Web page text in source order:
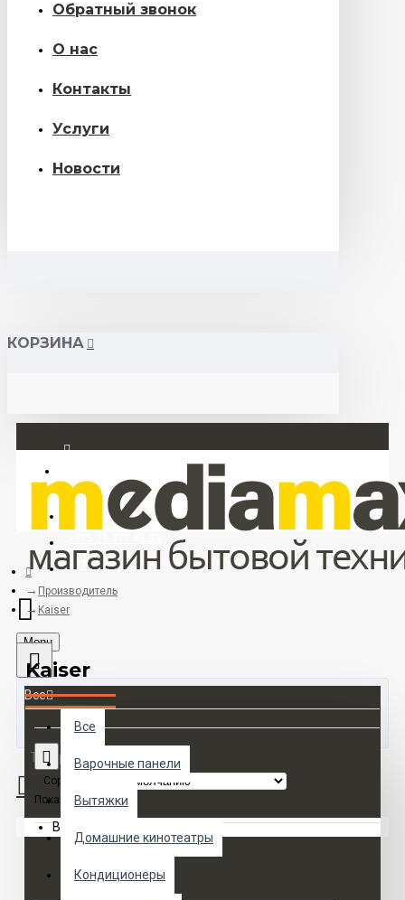
Обратный звонок
О нас
Контакты
Услуги
Новости
КОРЗИНА
Регистрация
+375 33 673 17 31 (МТС)
Menu
Все
Все
Варочные панели
Вытяжки
Домашние кинотеатры
Кондиционеры
Товаров 0 (0 руб.)
Ваша корзина пуста!
Производитель
Kaiser
Kaiser
Сортировка:
Показать: